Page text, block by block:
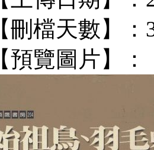
【刪檔天數】
【預覽圖片】：